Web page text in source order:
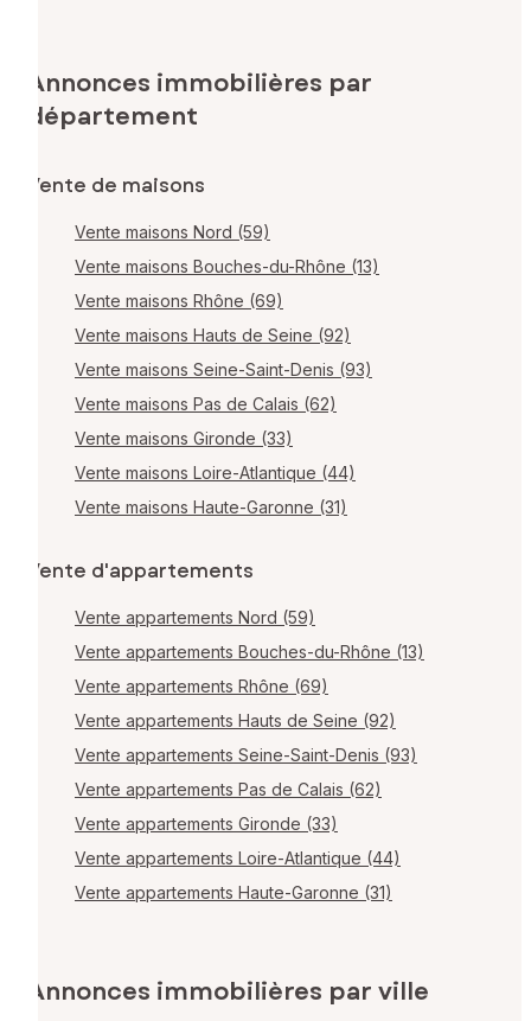
Annonces immobilières par
département
Vente de maisons
Vente maisons Nord (59)
Vente maisons Bouches-du-Rhône (13)
Vente maisons Rhône (69)
Vente maisons Hauts de Seine (92)
Vente maisons Seine-Saint-Denis (93)
Vente maisons Pas de Calais (62)
Vente maisons Gironde (33)
Vente maisons Loire-Atlantique (44)
Vente maisons Haute-Garonne (31)
Vente d'appartements
Vente appartements Nord (59)
Vente appartements Bouches-du-Rhône (13)
Vente appartements Rhône (69)
Vente appartements Hauts de Seine (92)
Vente appartements Seine-Saint-Denis (93)
Vente appartements Pas de Calais (62)
Vente appartements Gironde (33)
Vente appartements Loire-Atlantique (44)
Vente appartements Haute-Garonne (31)
Annonces immobilières par ville